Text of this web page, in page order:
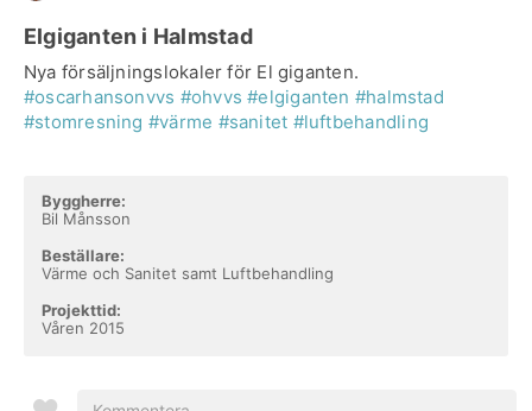
Elgiganten i Halmstad
Nya försäljningslokaler för El giganten.
#oscarhansonvvs #ohvvs #elgiganten #halmstad
#stomresning #värme #sanitet #luftbehandling
Byggherre:
Bil Månsson
Beställare:
Värme och Sanitet samt Luftbehandling
Projekttid:
Våren 2015